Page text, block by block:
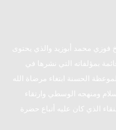
فوزي محمد أبوزيد والذي يحتوى
بمؤلفاته التي نشرها في
الحسنة ابتغاء مرضاة الله
ومنهجه الوسطي وارتقاء
الذي كان عليه أتباع حضرة